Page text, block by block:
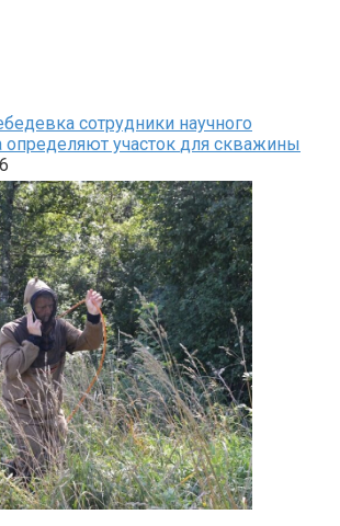
сотрудники научного
института определяют участок для скважины